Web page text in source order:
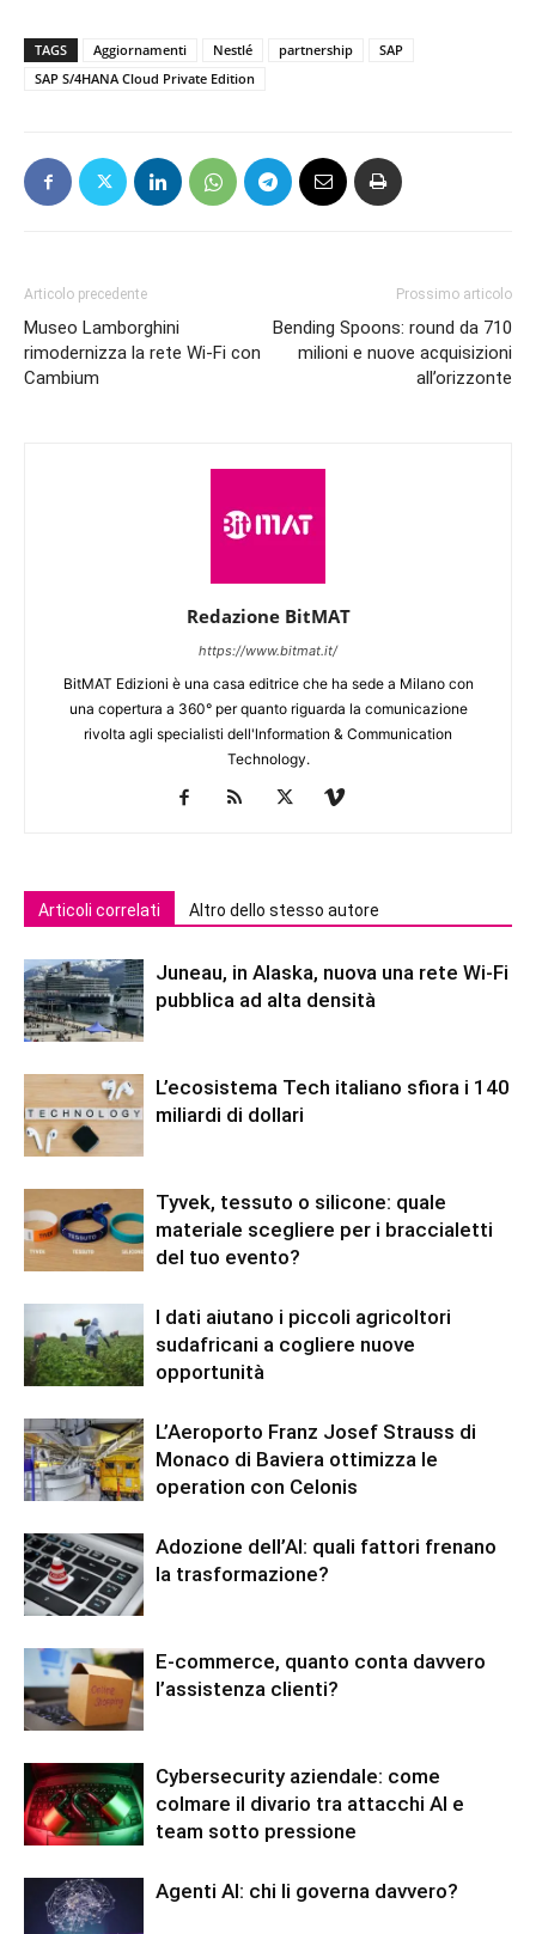
TAGS Aggiornamenti Nestlé partnership
SAP
SAP S/4HANA Cloud Private Edition
Articolo precedente
Museo Lamborghini
rimodernizza la rete Wi-Fi con
Cambium
Prossimo articolo
Bending Spoons: round da 710
milioni e nuove acquisizioni
all’orizzonte
Redazione BitMAT
https://www.bitmat.it/
BitMAT Edizioni è una casa editrice che ha sede a Milano con
una copertura a 360° per quanto riguarda la comunicazione
rivolta agli specialisti dell'lnformation & Communication
Technology.
Articoli correlati Altro dello stesso autore
Juneau, in Alaska, nuova una rete Wi-Fi
pubblica ad alta densità
L’ecosistema Tech italiano sfiora i 140
miliardi di dollari
Tyvek, tessuto o silicone: quale
materiale scegliere per i braccialetti
del tuo evento?
I dati aiutano i piccoli agricoltori
sudafricani a cogliere nuove
opportunità
L’Aeroporto Franz Josef Strauss di
Monaco di Baviera ottimizza le
operation con Celonis
Adozione dell’AI: quali fattori frenano
la trasformazione?
E-commerce, quanto conta davvero
l’assistenza clienti?
Cybersecurity aziendale: come
colmare il divario tra attacchi AI e
team sotto pressione
Agenti AI: chi li governa davvero?